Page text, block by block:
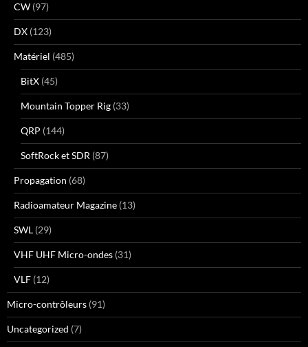
CW (97)
DX (123)
Matériel (485)
BitX (45)
Mountain Topper Rig (33)
QRP (144)
SoftRock et SDR (87)
Propagation (68)
Radioamateur Magazine (13)
SWL (29)
VHF UHF Micro-ondes (31)
VLF (12)
Micro-contrôleurs (91)
Uncategorized (7)